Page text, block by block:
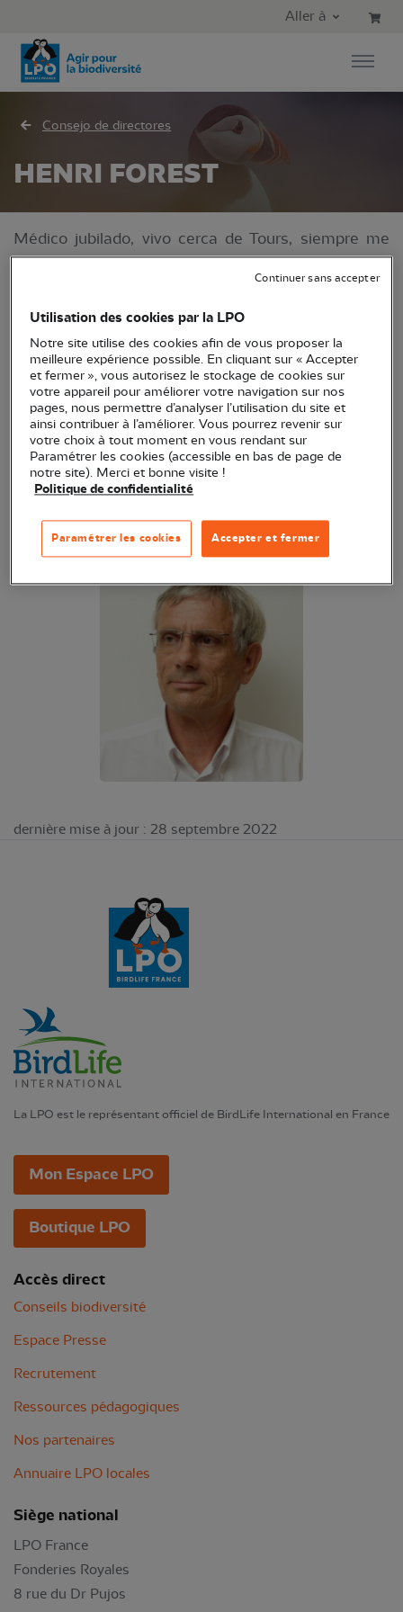
Aller au menu principal
Aller à
Consejo de directores
HENRI FOREST
Médico jubilado, vivo cerca de Tours, siempre me
han apasionado las aves y la naturaleza. Soy
miembro de la LPO desde hace 30 años y participo
desde hace 5 años en el Consejo de Administración
de la LPO Touraine. Fui uno de los precursores de la
prefiguración de la LPO Centre-Val de Loire, que se
fundó en 2021 y de la que ahora soy secretario
general. Estoy especialmente involucrado en el
desarrollo de bases de datos naturalistas a nivel
regional. Mi deseo es representar a la Región
Centre-Val de Loire en el Consejo de
disposición mi compromiso y mis varias aptitudes.
dernière mise à jour : 28 septembre 2022
La LPO est le représentant officiel de BirdLife International en France
Mon Espace LPO
Boutique LPO
Accès direct
Conseils biodiversité
Espace Presse
Recrutement
Ressources pédagogiques
Nos partenaires
Annuaire LPO locales
Siège national
LPO France
Fonderies Royales
8 rue du Dr Pujos
Utilisation des cookies par la LPO
Notre site utilise des cookies afin de vous proposer la
meilleure expérience possible. En cliquant sur « Accepter
et fermer », vous autorisez le stockage de cookies sur
votre appareil pour améliorer votre navigation sur nos
pages, nous permettre d’analyser l’utilisation du site et
ainsi contribuer à l’améliorer. Vous pourrez revenir sur
votre choix à tout moment en vous rendant sur
Paramétrer les cookies (accessible en bas de page de
notre site). Merci et bonne visite !
Politique de confidentialité
Accepter et fermer
Paramétrer les cookies
Continuer sans accepter